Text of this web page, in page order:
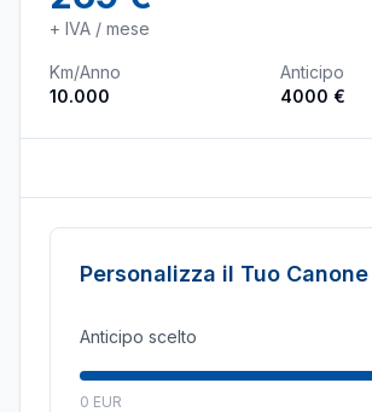
+ IVA / mese
Km/Anno
10.000
Anticipo
4000 €
Personalizza il Tuo Canone
Anticipo scelto
0 EUR